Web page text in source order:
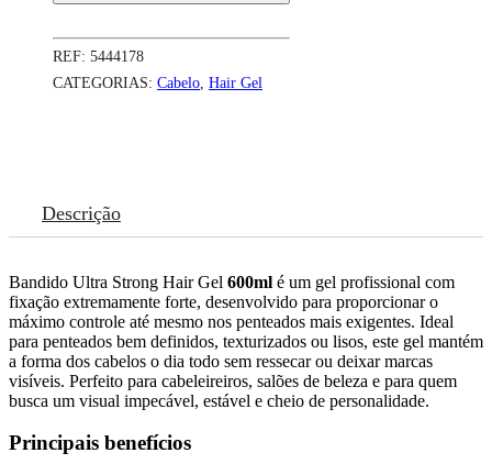
REF: 5444178
CATEGORIAS: Cabelo Hair Gel
Descrição
Bandido Ultra Strong Hair Gel 600ml é um gel profissional com
fixação extremamente forte, desenvolvido para proporcionar o
máximo controle até mesmo nos penteados mais exigentes. Ideal
para penteados bem definidos, texturizados ou lisos, este gel mantém
a forma dos cabelos o dia todo sem ressecar ou deixar marcas
visíveis. Perfeito para cabeleireiros, salões de beleza e para quem
busca um visual impecável, estável e cheio de personalidade.
Principais benefícios